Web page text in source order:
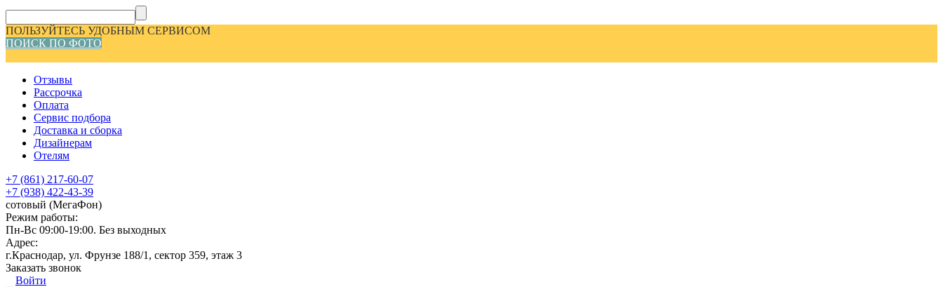
ПОЛЬЗУЙТЕСЬ УДОБНЫМ СЕРВИСОМ
ПОИСК ПО ФОТО
Отзывы
Рассрочка
Оплата
Сервис подбора
Доставка и сборка
Дизайнерам
Отелям
+7 (861) 217-60-07
+7 (938) 422-43-39
сотовый (МегаФон)
Режим работы:
Пн-Вс 09:00-19:00. Без выходных
Адрес:
г.Краснодар, ул. Фрунзе 188/1, сектор 359, этаж 3
Заказать звонок
Войти